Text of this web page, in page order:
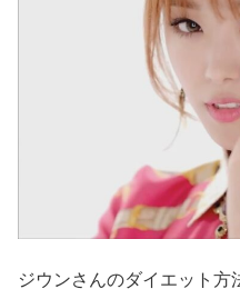
ジウンさんのダイエット